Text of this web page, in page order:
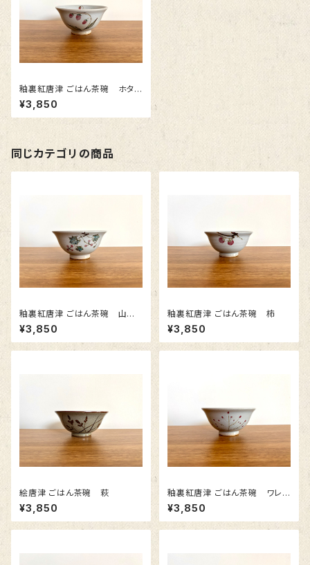
釉裏紅唐津 ごはん茶碗 ホタル
ブクロ
¥3,850
同じカテゴリの商品
釉裏紅唐津 ごはん茶碗 山ブド
ウ
¥3,850
釉裏紅唐津 ごはん茶碗 柿
¥3,850
絵唐津 ごはん茶碗 萩
¥3,850
釉裏紅唐津 ごはん茶碗 ワレモ
コウ
¥3,850